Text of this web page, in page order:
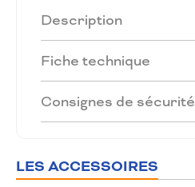
Description
Fiche technique
Consignes de sécurité
LES ACCESSOIRES